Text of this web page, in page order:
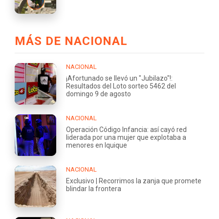
MÁS DE NACIONAL
NACIONAL
¡Afortunado se llevó un "Jubilazo"!:
Resultados del Loto sorteo 5462 del
domingo 9 de agosto
NACIONAL
Operación Código Infancia: así cayó red
liderada por una mujer que explotaba a
menores en Iquique
NACIONAL
Exclusivo | Recorrimos la zanja que promete
blindar la frontera